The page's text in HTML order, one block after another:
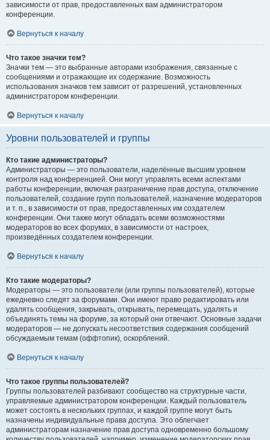
зависимости от прав, предоставленных вам администратором
конференции.
Вернуться к началу
Что такое значки тем?
Значки тем — это выбранные авторами изображения, связанные с
сообщениями и отражающие их содержание. Возможность
использования значков тем зависит от разрешений, установленных
администратором конференции.
Вернуться к началу
Уровни пользователей и группы
Кто такие администраторы?
Администраторы — это пользователи, наделённые высшим уровнем
контроля над конференцией. Они могут управлять всеми аспектами
работы конференции, включая разграничение прав доступа, отключение
пользователей, создание групп пользователей, назначение модераторов
и т. п., в зависимости от прав, предоставленных им создателем
конференции. Они также могут обладать всеми возможностями
модераторов во всех форумах, в зависимости от настроек,
произведённых создателем конференции.
Вернуться к началу
Кто такие модераторы?
Модераторы — это пользователи (или группы пользователей), которые
ежедневно следят за форумами. Они имеют право редактировать или
удалять сообщения, закрывать, открывать, перемещать, удалять и
объединять темы на форуме, за который они отвечают. Основные задачи
модераторов — не допускать несоответствия содержания сообщений
обсуждаемым темам (оффтопик), оскорблений.
Вернуться к началу
Что такое группы пользователей?
Группы пользователей разбивают сообщество на структурные части,
управляемые администратором конференции. Каждый пользователь
может состоять в нескольких группах, и каждой группе могут быть
назначены индивидуальные права доступа. Это облегчает
администраторам назначение прав доступа одновременно большому